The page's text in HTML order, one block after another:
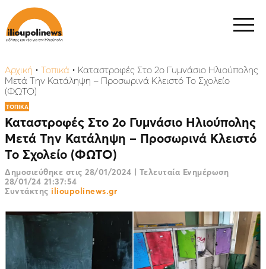
Αρχική • Τοπικά • Καταστροφές Στο 2ο Γυμνάσιο Ηλιούπολης
Μετά Την Κατάληψη – Προσωρινά Κλειστό Το Σχολείο
(ΦΩΤΟ)
ΤΟΠΙΚΑ
Καταστροφές Στο 2ο Γυμνάσιο Ηλιούπολης
Μετά Την Κατάληψη – Προσωρινά Κλειστό
Το Σχολείο (ΦΩΤΟ)
Δημοσιεύθηκε στις 28/01/2024 | Τελευταία Ενημέρωση
28/01/24 21:37:54
Συντάκτης ilioupolinews.gr